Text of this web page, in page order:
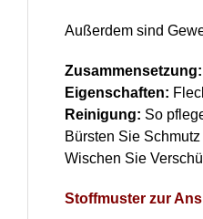
Außerdem sind
Zusammensetzung:
Eigenschaften:
Reinigung: So
Bürsten Sie
Wischen Sie
Stoffmuster zur